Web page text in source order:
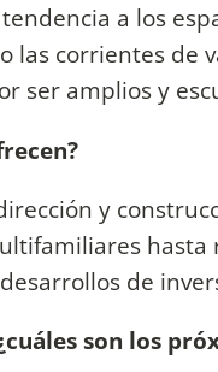
a los
las corrientes de
ser amplios y
y
hasta
de
son los